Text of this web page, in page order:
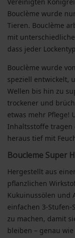
Bouclème wurde
Tieren. Bouclème
mit
dass jeder
Bouclème wurde
speziell entwickelt,
Wellen bis hin zu
trockener und
etwas mehr Pflege!
Inhaltsstoffe tragen
heraus tief mit
Boucleme Super
Hergestellt aus
pflanzlichen
Kukuinussölen und
einfachen 3-
zu machen, damit
bleiben – genau